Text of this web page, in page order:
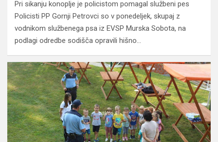
Pri sikanju konoplje je policistom pomagal službeni pes
Policisti PP Gornji Petrovci so v ponedeljek, skupaj z
vodnikom službenega psa iz EVSP Murska Sobota, na
podlagi odredbe sodišča opravili hišno…